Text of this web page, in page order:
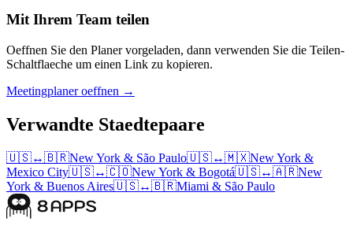
Mit Ihrem Team teilen
Oeffnen Sie den Planer vorgeladen, dann verwenden Sie die Teilen-
Schaltflaeche um einen Link zu kopieren.
Meetingplaner oeffnen →
Verwandte Staedtepaare
🇺🇸↔🇧🇷New York & São Paulo🇺🇸↔🇲🇽New York &
Mexico City🇺🇸↔🇨🇴New York & Bogotá🇺🇸↔🇦🇷New
York & Buenos Aires🇺🇸↔🇧🇷Miami & São Paulo